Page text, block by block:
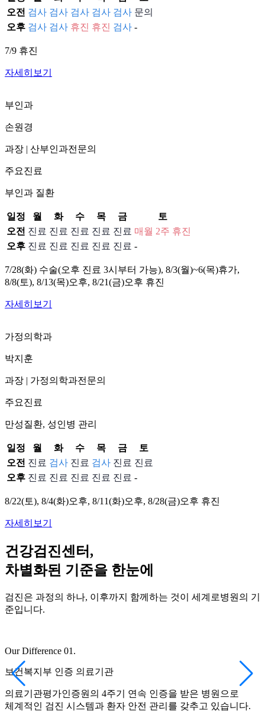
오전 검사 검사 검사 검사 검사 문의
오후 검사 검사 휴진 휴진 검사 -
7/9 휴진
자세히보기
부인과
손원경
과장 | 산부인과전문의
주요진료
부인과 질환
일정 월 화 수 목 금
토
오전 진료 진료 진료 진료 진료 매월 2주 휴진
오후 진료 진료 진료 진료 진료 -
7/28(화) 수술(오후 진료 3시부터 가능), 8/3(월)~6(목)휴가,
8/8(토), 8/13(목)오후, 8/21(금)오후 휴진
자세히보기
가정의학과
박지훈
과장 | 가정의학과전문의
주요진료
만성질환, 성인병 관리
일정 월 화 수 목 금
토
오전 진료 검사 진료 검사 진료 진료
오후 진료 진료 진료 진료 진료 -
8/22(토), 8/4(화)오후, 8/11(화)오후, 8/28(금)오후 휴진
자세히보기
건강검진센터,
차별화된 기준을 한눈에
검진은 과정의 하나, 이후까지 함께하는 것이 세계로병원의 기
준입니다.
Our Difference 01.
보건복지부 인증 의료기관
의료기관평가인증원의 4주기 연속 인증을 받은 병원으로
체계적인 검진 시스템과 환자 안전 관리를 갖추고 있습니다.